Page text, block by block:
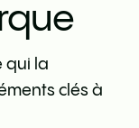
qui la
clés à